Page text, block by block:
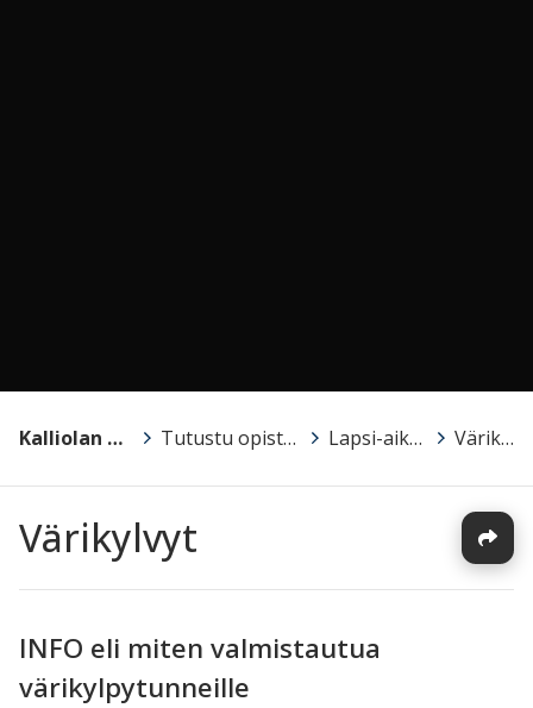
Kalliolan kansalaisopisto > Tutustu opistoon ja opetukseen! > Lapsi-aikuinen -kurssit > Värikylvyt
Värikylvyt
INFO eli miten valmistautua
värikylpytunneille